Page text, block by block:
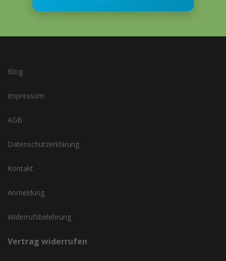
Blog
Impressum
AGB
Datenschutzerklärung
Kontakt
Anmeldung
Widerrufsbelehrung
Vertrag widerrufen